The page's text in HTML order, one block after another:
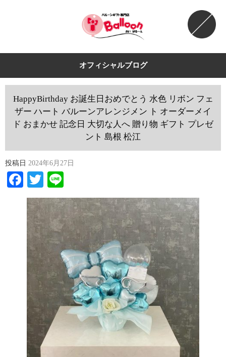
オフィシャルブログ
HappyBirthday お誕生日おめでとう 水色 リボン フェ
ザー ハート バルーンアレンジメン ト オーダーメイ
ド おまかせ 記念日 大切な人へ 贈り物 ギフト プレゼ
ント 島根 松江
投稿日 2024年6月27日
Facebook
Twitter